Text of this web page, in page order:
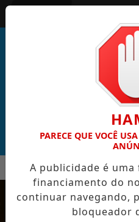
DE CABO VERDE VENCE
EM ALTA
PARECE QUE VOCÊ
A publicidade é
financiamento do
continuar navegando,
bloqueador